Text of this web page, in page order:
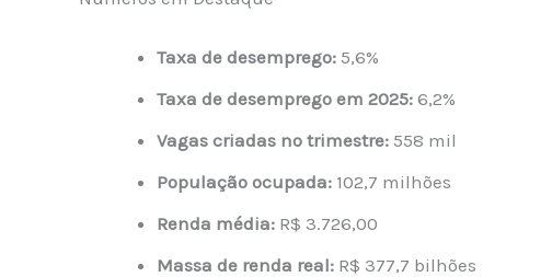
Taxa de desemprego: 5,6%
Taxa de desemprego em 2025: 6,2%
Vagas criadas no trimestre: 558 mil
População ocupada: 102,7 milhões
Renda média: R$ 3.726,00
Massa de renda real: R$ 377,7 bilhões